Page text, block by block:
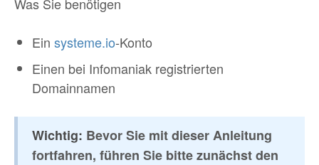
Ein systeme.io-Konto
Einen bei Infomaniak registrierten
Domainnamen
Wichtig: Bevor Sie mit dieser Anleitung
fortfahren, führen Sie bitte zunächst den